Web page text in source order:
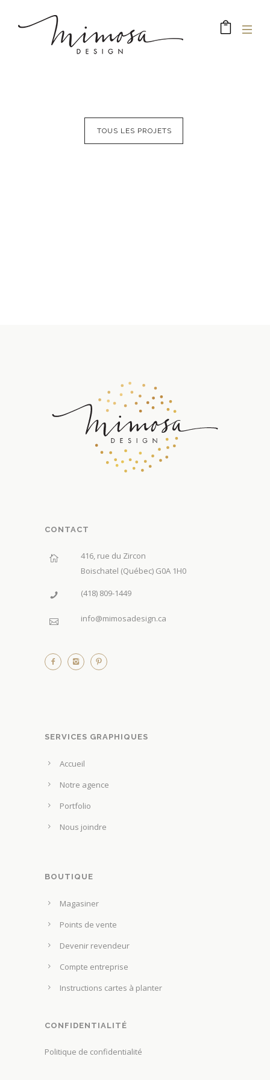
TOUS LES PROJETS
CONTACT
416, rue du Zircon
Boischatel (Québec) G0A 1H0
(418) 809-1449
info@mimosadesign.ca
SERVICES GRAPHIQUES
Accueil
Notre agence
Portfolio
Nous joindre
BOUTIQUE
Magasiner
Points de vente
Devenir revendeur
Compte entreprise
Instructions cartes à planter
CONFIDENTIALITÉ
Politique de confidentialité